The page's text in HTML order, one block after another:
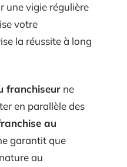
une vigie régulière
votre
la réussite à long
franchiseur ne
en parallèle des
au
garantit que
au